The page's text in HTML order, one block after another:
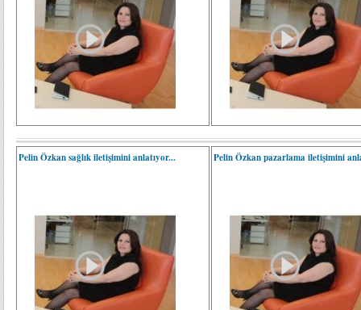
Pelin Özkan sağlık iletişimini anlatıyor... Pelin Özkan pazarlama iletişimini